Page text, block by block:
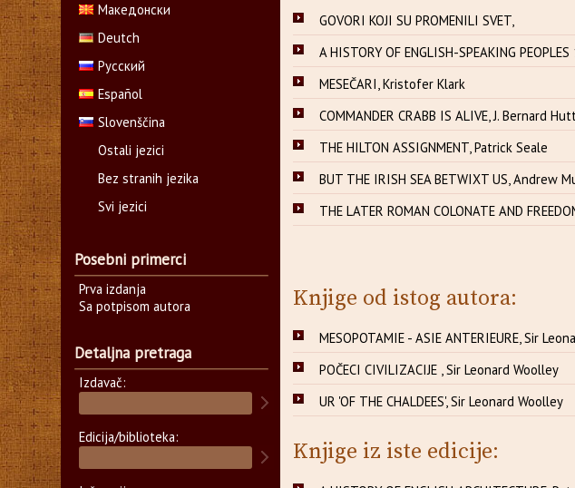
GOVORI KOJI SU PROMENILI SVET,
A HISTORY OF ENGLISH-SPEAKING
MESEČARI, Kristofer Klark
COMMANDER CRABB IS ALIVE, J. Bernard
THE HILTON ASSIGNMENT, Patrick Seale
BUT THE IRISH SEA BETWIXT US, Andrew
THE LATER ROMAN COLONATE AND
Knjige od istog autora:
MESOPOTAMIE - ASIE ANTERIEURE, Sir
POČECI CIVILIZACIJE , Sir Leonard Woolley
UR 'OF THE CHALDEES', Sir Leonard Woolley
Knjige iz iste edicije:
Македонски
Deutch
Русский
Español
Slovenščina
Ostali jezici
Bez stranih jezika
Svi jezici
Posebni primerci
Prva izdanja
Sa potpisom autora
Detaljna pretraga
Izdavač:
Edicija/biblioteka: